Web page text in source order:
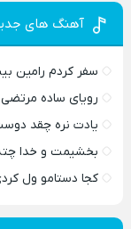
آهنگ های
سفر کردم رامین
رویای ساده مرتضی
یادت نره چقد
بخشیمت و خدا
کجا دستامو ول